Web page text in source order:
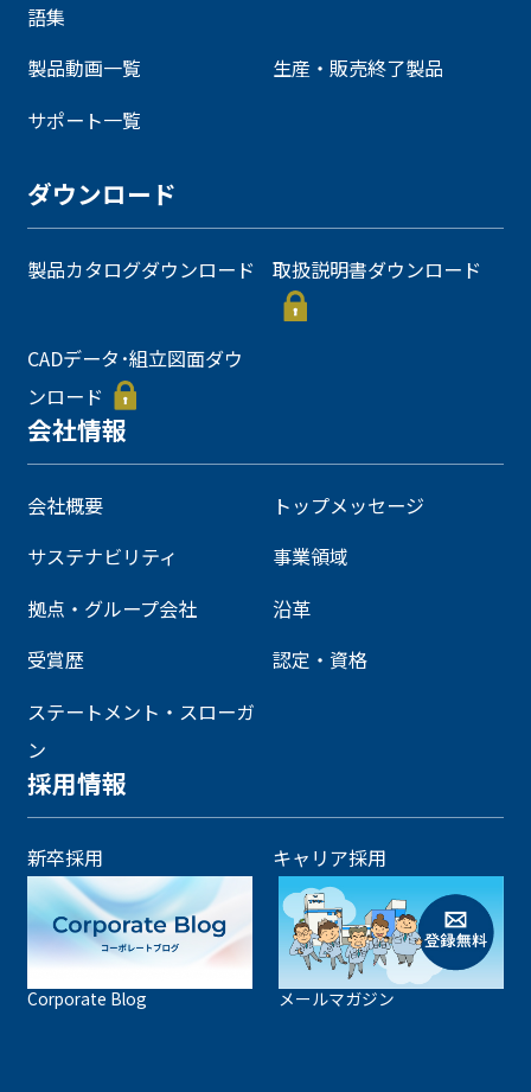
語集
製品動画一覧
生産・販売終了製品
サポート一覧
ダウンロード
製品カタログダウンロード 取扱説明書ダウンロード
CADデータ･組立図面ダウ
ンロード
会社情報
会社概要
トップメッセージ
サステナビリティ
事業領域
拠点・グループ会社
沿革
受賞歴
認定・資格
ステートメント・スローガ
ン
採用情報
新卒採用 キャリア採用
Corporate Blog メールマガジン